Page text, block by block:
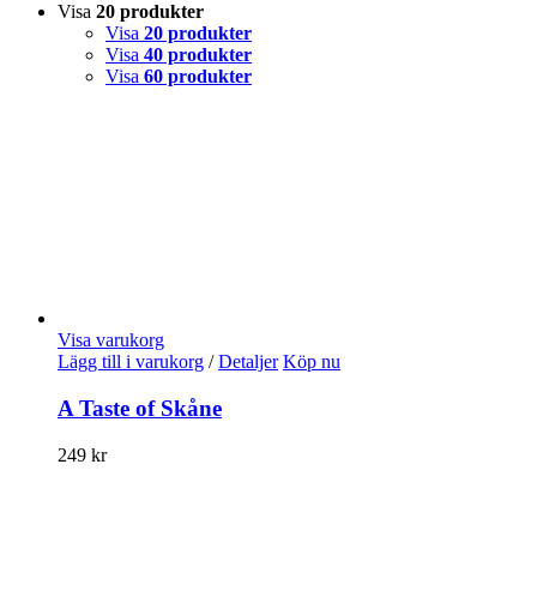
Visa 20 produkter
Visa 20 produkter
Visa 40 produkter
Visa 60 produkter
Visa varukorg
Lägg till i varukorg / Detaljer Köp nu
A Taste of Skåne
249 kr